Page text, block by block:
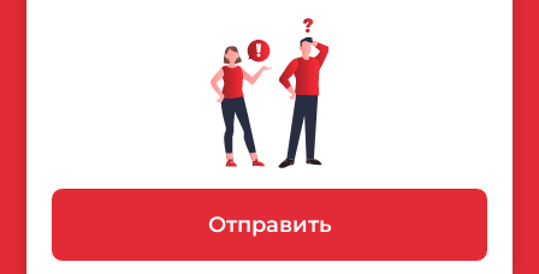
Отправить